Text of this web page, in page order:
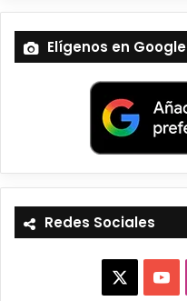
Elígenos en Google
Redes Sociales